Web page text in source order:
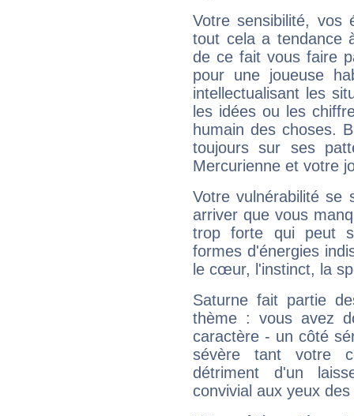
Votre sensibilité,
tout cela a tendance
de ce fait vous faire
pour une joueuse
intellectualisant les
les idées ou les
humain des choses.
toujours sur ses
Mercurienne et votre
Votre vulnérabilité se
arriver que vous
trop forte qui peut
formes d'énergies
le cœur, l'instinct, la
Saturne fait partie
thème : vous avez
caractère - un côté
sévère tant votre
détriment d'un
convivial aux yeux